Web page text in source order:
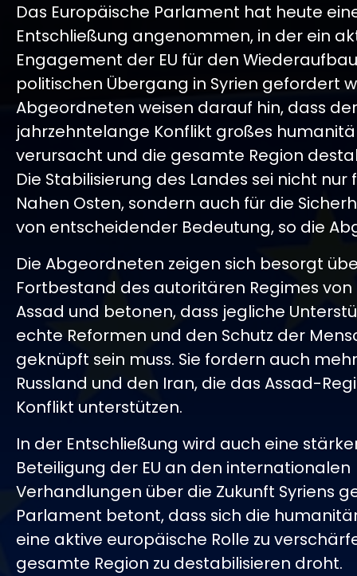
Das Europäische Parlament hat heute
Entschließung angenommen, in der ein
Engagement der EU für den
politischen Übergang in Syrien gefordert
Abgeordneten weisen darauf hin, dass der
jahrzehntelange Konflikt großes
verursacht und die gesamte Region
Die Stabilisierung des Landes sei nicht nur
Nahen Osten, sondern auch für die
von entscheidender Bedeutung, so die
Die Abgeordneten zeigen sich besorgt
Fortbestand des autoritären Regimes
Assad und betonen, dass jegliche
echte Reformen und den Schutz der
geknüpft sein muss. Sie fordern auch
Russland und den Iran, die das Assad-
Konflikt unterstützen.
In der Entschließung wird auch eine
Beteiligung der EU an den internationalen
Verhandlungen über die Zukunft Syriens
Parlament betont, dass sich die
eine aktive europäische Rolle zu
gesamte Region zu destabilisieren droht.